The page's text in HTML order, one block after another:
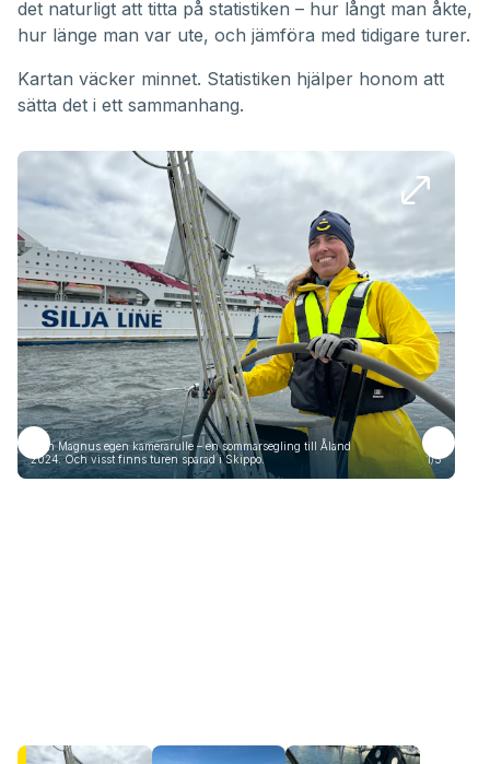
det naturligt att titta på statistiken – hur långt man åkte,
hur länge man var ute, och jämföra med tidigare turer.
Kartan väcker minnet. Statistiken hjälper honom att
sätta det i ett sammanhang.
Från Magnus egen kamerarulle – en sommarsegling till Åland
2024. Och visst finns turen sparad i Skippo.
1/5